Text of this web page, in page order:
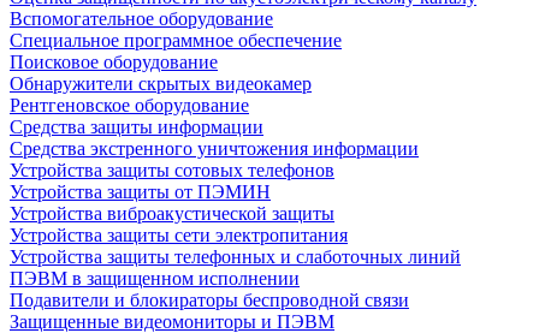
Вспомогательное оборудование
Специальное программное обеспечение
Поисковое оборудование
Обнаружители скрытых видеокамер
Рентгеновское оборудование
Средства защиты информации
Средства экстренного уничтожения информации
Устройства защиты сотовых телефонов
Устройства защиты от ПЭМИН
Устройства виброакустической защиты
Устройства защиты сети электропитания
Устройства защиты телефонных и слаботочных линий
ПЭВМ в защищенном исполнении
Подавители и блокираторы беспроводной связи
Защищенные видеомониторы и ПЭВМ